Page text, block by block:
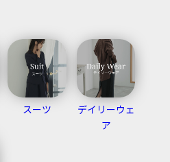
スーツ
デイリーウェ
ア